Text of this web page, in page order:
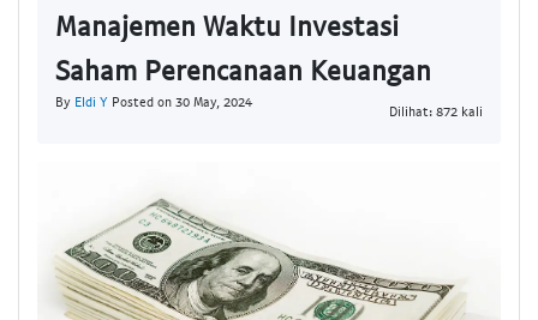
Manajemen Waktu Investasi
Saham Perencanaan Keuangan
By Eldi Y Posted on 30 May, 2024
Dilihat: 872 kali